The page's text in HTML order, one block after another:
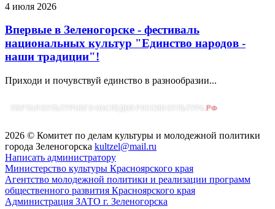
4 июля 2026
Впервые в Зеленогорске - фестиваль
национальных культур "Единство народов -
наши традиции"!
Приходи и почувствуй единство в разнообразии...
2026 © Комитет по делам культуры и молодежной политики
города Зеленогорска kultzel@mail.ru
Написать администратору
Министерство культуры Красноярского края
Агентство молодежной политики и реализации программ
общественного развития Красноярского края
Администрация ЗАТО г. Зеленогорска